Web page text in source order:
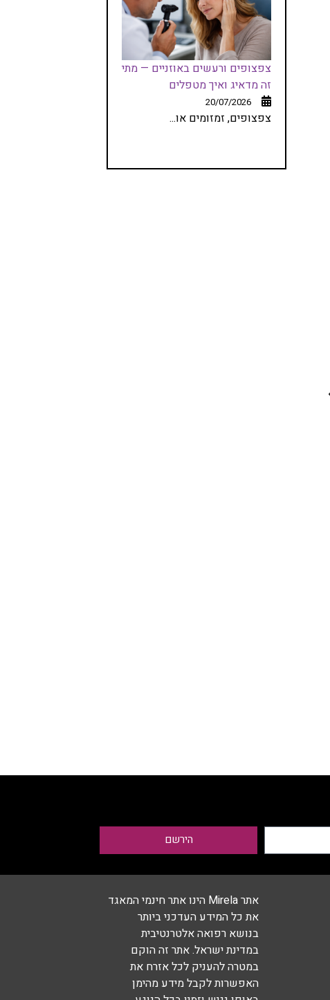
צפצופים ורעשים באוזניים — מתי
זה מדאיג ואיך מטפלים
20/07/2026
צפצופים, זמזומים או...
הירשם
אתר Mirela הינו אתר חינמי המאגד
את כל המידע העדכני ביותר
בנושא רפואה אלטרנטיבית
במדינת ישראל. אתר זה הוקם
במטרה להעניק לכל אזרח את
האפשרות לקבל מידע מהימן